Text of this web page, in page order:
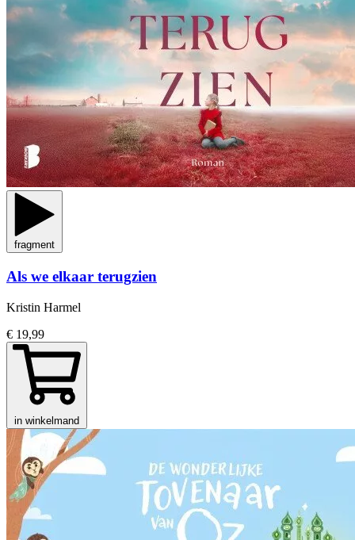
fragment
Als we elkaar terugzien
Kristin Harmel
€ 19,99
in winkelmand